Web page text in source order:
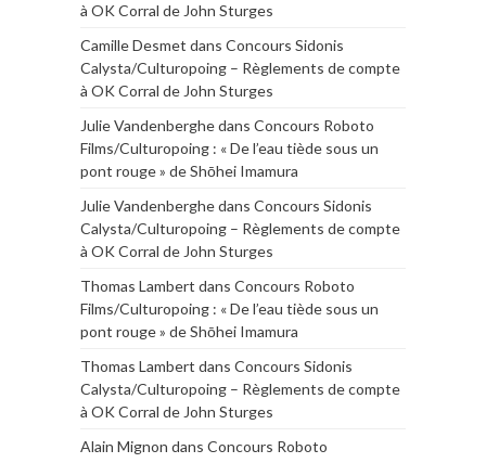
à OK Corral de John Sturges
Camille Desmet dans Concours Sidonis
Calysta/Culturopoing – Règlements de compte
à OK Corral de John Sturges
Julie Vandenberghedans Concours Roboto
Films/Culturopoing : « De l’eau tiède sous un
pont rouge » de Shōhei Imamura
Julie Vandenberghedans Concours Sidonis
Calysta/Culturopoing – Règlements de compte
à OK Corral de John Sturges
Thomas Lambert dans Concours Roboto
Films/Culturopoing : « De l’eau tiède sous un
pont rouge » de Shōhei Imamura
Thomas Lambert dans Concours Sidonis
Calysta/Culturopoing – Règlements de compte
à OK Corral de John Sturges
Alain Mignon dans Concours Roboto